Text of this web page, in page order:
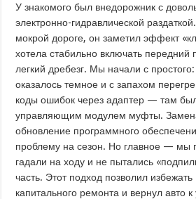
У знакомого был внедорожник с
электронно-гидравлической
мокрой дороге, он заметил эффект
хотела стабильно включать передний
легкий дребезг. Мы начали с
оказалось темное и с запахом
коды ошибок через адаптер — там
управляющим модулем муфты.
обновление программного
проблему на сезон. Но главное — мы
гадали на ходу и не пытались
часть. Этот подход позволил
капитального ремонта и вернул авто